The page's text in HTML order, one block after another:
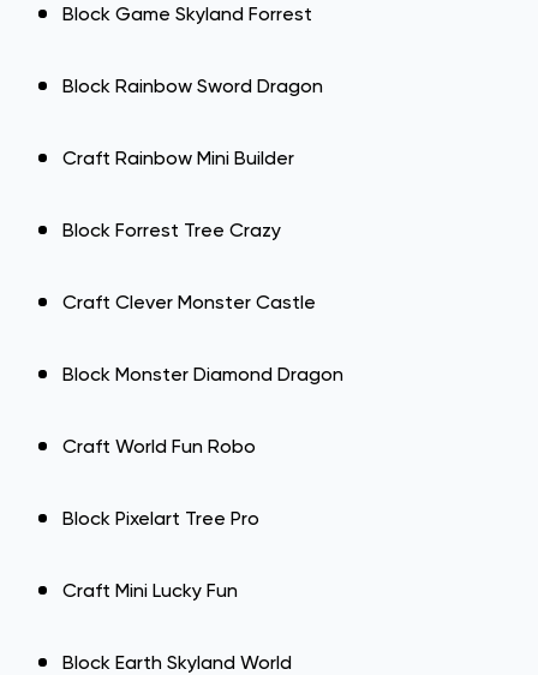
Block Game Skyland Forrest
Block Rainbow Sword Dragon
Craft Rainbow Mini Builder
Block Forrest Tree Crazy
Craft Clever Monster Castle
Block Monster Diamond Dragon
Craft World Fun Robo
Block Pixelart Tree Pro
Craft Mini Lucky Fun
Block Earth Skyland World